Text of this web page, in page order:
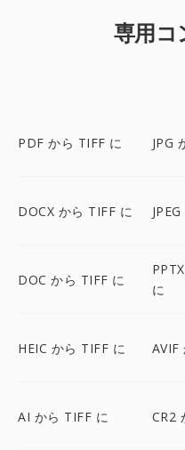
専用コ
PDF から TIFF に JPG
DOCX から TIFF に
DOC から TIFF に
に
HEIC から TIFF に AVIF
AI から TIFF に CR2